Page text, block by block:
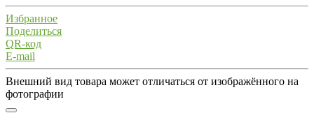
Избранное
Поделиться
QR-код
E-mail
Внешний вид товара может отличаться от изображённого на
фотографии